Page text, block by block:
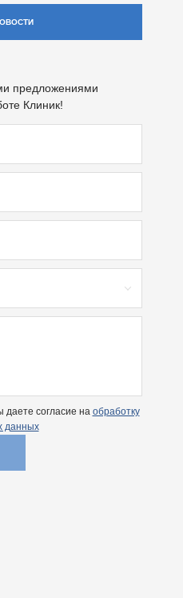
предложениями
Клиник!
согласие на обработку
данных